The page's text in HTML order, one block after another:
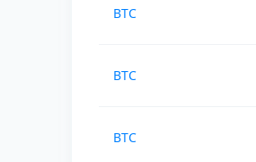
BTC
BTC
BTC